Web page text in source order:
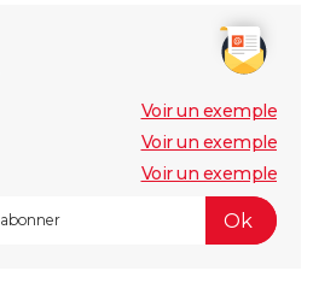
Voir un exemple
Voir un exemple
Voir un exemple